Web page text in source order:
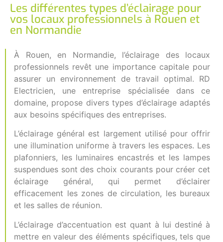
Les différentes types d’éclairage pour
vos locaux professionnels à Rouen et
en Normandie
À Rouen, en Normandie, l’éclairage des locaux
professionnels revêt une importance capitale pour
assurer un environnement de travail optimal. RD
Electricien, une entreprise spécialisée dans ce
domaine, propose divers types d’éclairage adaptés
aux besoins spécifiques des entreprises.
L’éclairage général est largement utilisé pour offrir
une illumination uniforme à travers les espaces. Les
plafonniers, les luminaires encastrés et les lampes
suspendues sont des choix courants pour créer cet
éclairage général, qui permet d’éclairer
efficacement les zones de circulation, les bureaux
et les salles de réunion.
L’éclairage d’accentuation est quant à lui destiné à
mettre en valeur des éléments spécifiques, tels que